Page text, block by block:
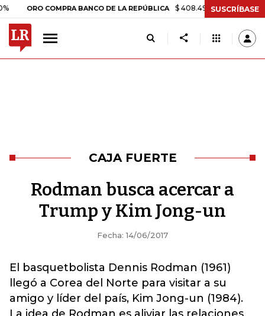
ORO COMPRA BANCO DE LA REPÚBLICA $ 408.498,97 +$ 8.753,81
SUSCRÍBASE
CAJA FUERTE
Rodman busca acercar a
Trump y Kim Jong-un
Fecha: 14/06/2017
El basquetbolista Dennis Rodman (1961)
llegó a Corea del Norte para visitar a su
amigo y líder del país, Kim Jong-un (1984).